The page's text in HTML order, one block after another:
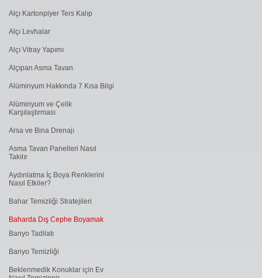
Alçı Kartonpiyer Ters Kalıp
Alçı Levhalar
Alçı Vitray Yapımı
Alçıpan Asma Tavan
Alüminyum Hakkında 7 Kısa Bilgi
Alüminyum ve Çelik
Karşılaştırması
Arsa ve Bina Drenajı
Asma Tavan Panelleri Nasıl
Takılır
Aydınlatma İç Boya Renklerini
Nasıl Etkiler?
Bahar Temizliği Stratejileri
Baharda Dış Cephe Boyamak
Banyo Tadilatı
Banyo Temizliği
Beklenmedik Konuklar için Ev